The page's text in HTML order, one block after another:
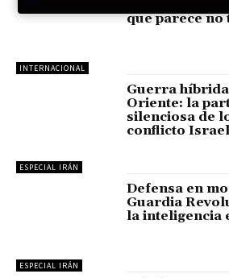
INTERNACIONAL
que parece
ESPECIAL IRÁN
Guerra
Oriente: la
silenciosa de
conflicto
ESPECIAL IRÁN
Defensa en
Guardia
la inteligencia